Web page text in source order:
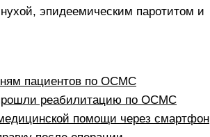
эпидеемическим паротитом и
пациентов по ОСМС
реабилитацию по ОСМС
помощи через смартфон